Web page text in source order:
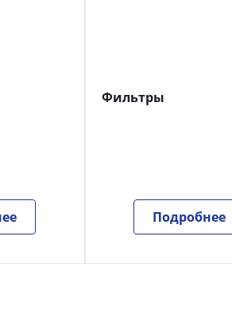
Фильтры
Подробнее